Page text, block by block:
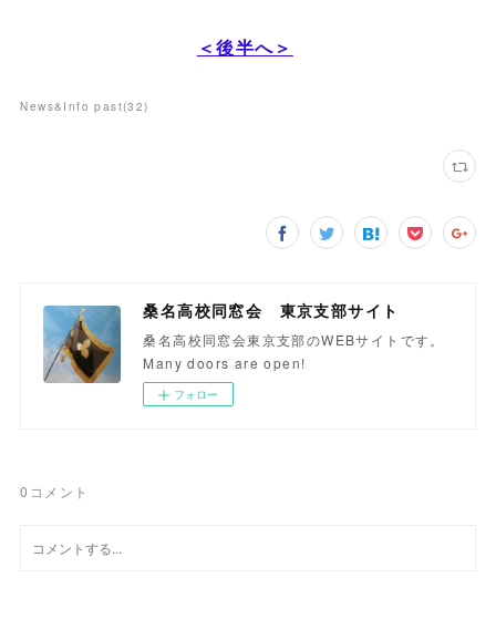
＜後半へ＞
News&Info past(32)
桑名高校同窓会 東京支部サイト
桑名高校同窓会東京支部のWEBサイトです。
Many doors are open!
フォロー
0 コメント